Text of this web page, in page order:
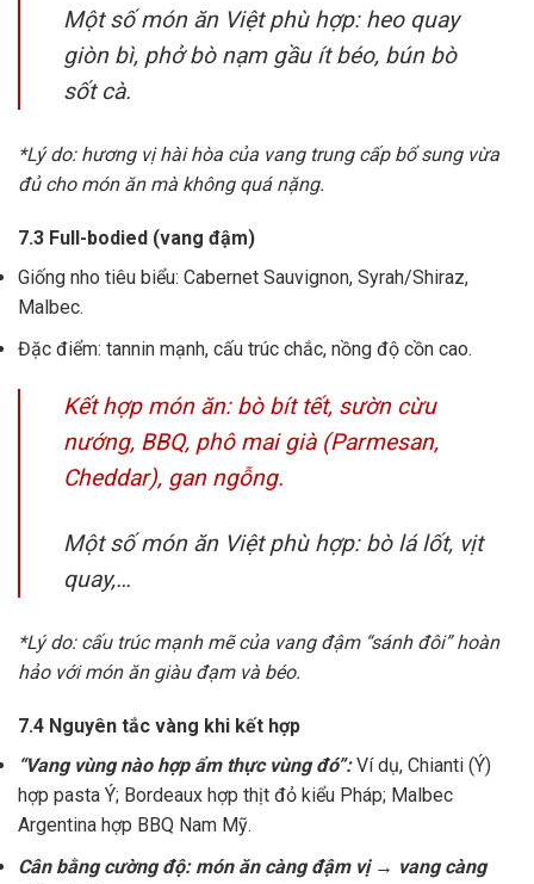
Một số món ăn Việt phù hợp: heo quay
giòn bì, phở bò nạm gầu ít béo, bún bò
sốt cà.
*Lý do: hương vị hài hòa của vang trung cấp bổ sung vừa
đủ cho món ăn mà không quá nặng.
7.3 Full-bodied (vang đậm)
Giống nho tiêu biểu: Cabernet Sauvignon, Syrah/Shiraz,
Malbec.
Đặc điểm: tannin mạnh, cấu trúc chắc, nồng độ cồn cao.
Kết hợp món ăn: bò bít tết, sườn cừu
nướng, BBQ, phô mai già (Parmesan,
Cheddar), gan ngỗng.
Một số món ăn Việt phù hợp: bò lá lốt, vịt
quay,…
*Lý do: cấu trúc mạnh mẽ của vang đậm “sánh đôi” hoàn
hảo với món ăn giàu đạm và béo.
7.4 Nguyên tắc vàng khi kết hợp
“Vang vùng nào hợp ẩm thực vùng đó”:Ví dụ, Chianti (Ý)
hợp pasta Ý; Bordeaux hợp thịt đỏ kiểu Pháp; Malbec
Argentina hợp BBQ Nam Mỹ.
Cân bằng cường độ: món ăn càng đậm vị → vang càng